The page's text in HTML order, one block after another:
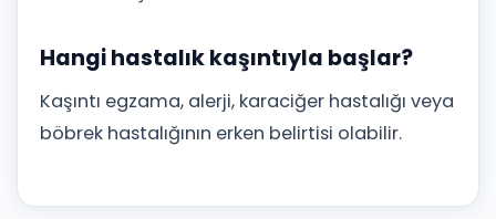
Hangi hastalık kaşıntıyla başlar?
Kaşıntı egzama, alerji, karaciğer hastalığı veya
böbrek hastalığının erken belirtisi olabilir.